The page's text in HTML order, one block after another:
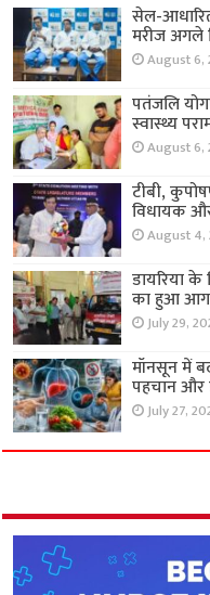
सेल-
मरीज अगले
August 6,
पतंजलि
स्वास्थ्य
August 6,
टीबी,
विधायक
August 4,
डायरिया के
का हुआ
July 29,
मॉनसून में
पहचान और
July 27,